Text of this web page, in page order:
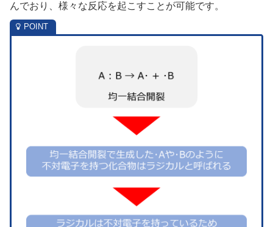
んでおり、様々な反応を起こすことが可能です。